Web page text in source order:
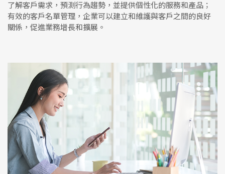
了解客戶需求，預測行為趨勢，並提供個性化的服務和產品；
有效的客戶名單管理，企業可以建立和維護與客戶之間的良好
關係，促進業務增長和擴展。